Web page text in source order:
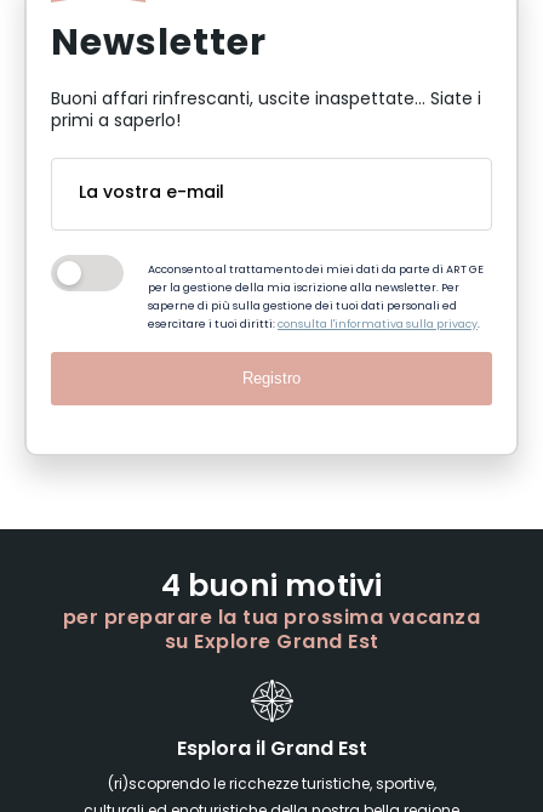
Newsletter
Buoni affari rinfrescanti, uscite inaspettate... Siate i
primi a saperlo!
Acconsento al trattamento dei miei dati da parte di ART GE
per la gestione della mia iscrizione alla newsletter. Per
saperne di più sulla gestione dei tuoi dati personali ed
esercitare i tuoi diritti:consulta l'informativa sulla privacy.
Registro
4 buoni motivi
per preparare la tua prossima vacanza
su Explore Grand Est
Esplora il Grand Est
(ri)scoprendo le ricchezze turistiche, sportive,